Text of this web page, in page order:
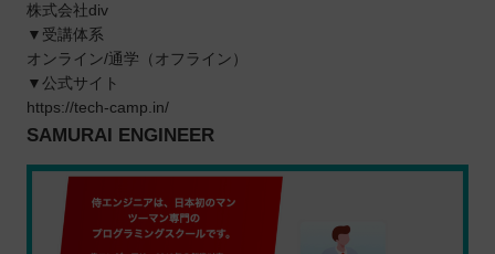
株式会社div
▼受講体系
オンライン/通学（オフライン）
▼公式サイト
https://tech-camp.in/
SAMURAI ENGINEER